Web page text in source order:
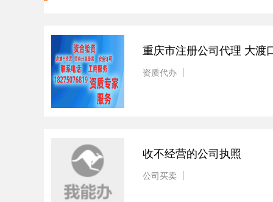
重庆市注册公司代理 大渡
资质代办
收不经营的公司执照
公司买卖